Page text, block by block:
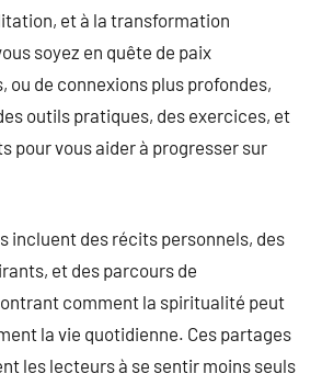
et à la transformation
soyez en quête de paix
ou de connexions plus profondes,
outils pratiques, des exercices, et
pour vous aider à progresser sur
incluent des récits personnels, des
et des parcours de
comment la spiritualité peut
la vie quotidienne. Ces partages
les lecteurs à se sentir moins seuls